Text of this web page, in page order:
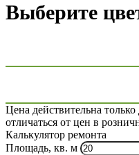
Выберите
Цена действительна
отличаться от цен в
Калькулятор ремонта
Площадь, кв. м